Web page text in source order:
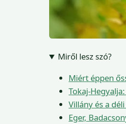
Miről lesz szó?
Miért éppen
Tokaj-
Villány és a
Eger,